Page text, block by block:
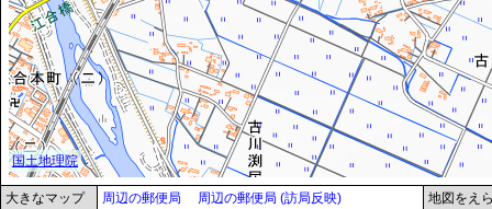
大きなマップ 周辺の郵便局 周辺の郵便局 (訪局反映) 地図をえ